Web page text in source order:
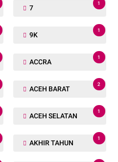
7
1
9K
1
ACCRA
1
ACEH BARAT
2
ACEH SELATAN
1
AKHIR TAHUN
1